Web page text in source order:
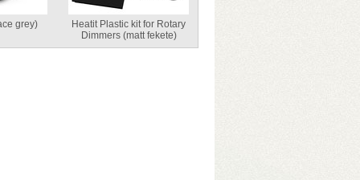
grey)
Heatit Plastic kit for Rotary
Dimmers (matt fekete)